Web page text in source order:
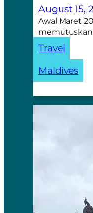
August 15,
Awal Maret
Travel
Maldives